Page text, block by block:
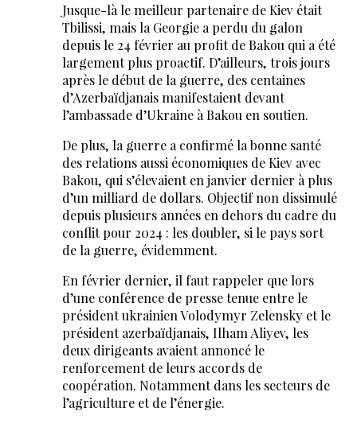
Jusque-là le meilleur partenaire de Kiev était
Tbilissi, mais la Georgie a perdu du galon
depuis le 24 février au profit de Bakou qui a été
largement plus proactif. D’ailleurs, trois jours
après le début de la guerre, des centaines
d’Azerbaïdjanais manifestaient devant
l’ambassade d’Ukraine à Bakou en soutien.
De plus, la guerre a confirmé la bonne santé
des relations aussi économiques de Kiev avec
Bakou, qui s’élevaient en janvier dernier à plus
d’un milliard de dollars. Objectif non dissimulé
depuis plusieurs années en dehors du cadre du
conflit pour 2024 : les doubler, si le pays sort
de la guerre, évidemment.
En février dernier, il faut rappeler que lors
d’une conférence de presse tenue entre le
président ukrainien Volodymyr Zelensky et le
président azerbaïdjanais, Ilham Aliyev, les
deux dirigeants avaient annoncé le
renforcement de leurs accords de
coopération. Notamment dans les secteurs de
l’agriculture et de l’énergie.